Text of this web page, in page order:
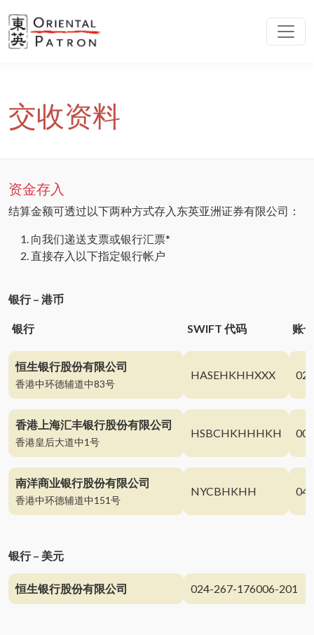
交收资料
资金存入
结算金额可透过以下两种方式存入东英亚洲证券有限公司：
向我们递送支票或银行汇票*
直接存入以下指定银行帐户
银行 – 港币
银行 SWIFT 代码 账号
恒生银行股份有限公司
香港中环德辅道中83号
HASEHKHHXXX
香港上海汇丰银行股份有限公司
香港皇后大道中1号
HSBCHKHHHKH
南洋商业银行股份有限公司
香港中环德辅道中151号
NYCBHKHH
银行 – 美元
恒生银行股份有限公司 024-267-176006-201